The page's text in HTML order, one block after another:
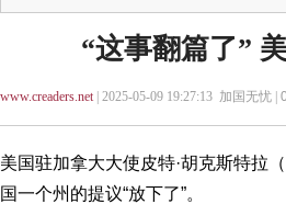
“这事翻篇了”
www.creaders.net| 2025-05-09 19:27:13 加国无忧 | 0
美国驻加拿大大使皮特·胡克斯特拉
国一个州的提议“放下了”。